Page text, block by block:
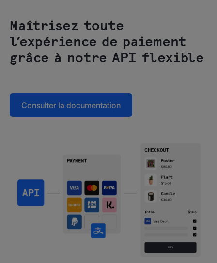
Maîtrisez toute
l’expérience de paiement
grâce à notre API flexible
Consulter la documentation